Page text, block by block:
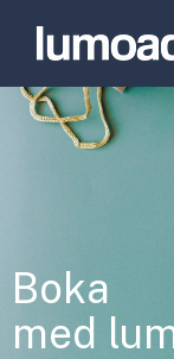
Boka
med